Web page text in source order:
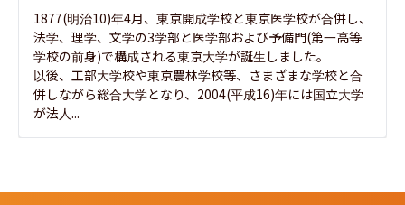
1877(明治10)年4月、東京開成学校と東京医学校が合併し、
法学、理学、文学の3学部と医学部および予備門(第一高等
学校の前身)で構成される東京大学が誕生しました。
以後、工部大学校や東京農林学校等、さまざまな学校と合
併しながら総合大学となり、2004(平成16)年には国立大学
が法人...